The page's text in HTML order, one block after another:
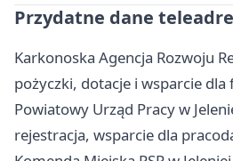
Przydatne dane
Karkonoska Agencja Rozwoju
pożyczki, dotacje i wsparcie dla
Powiatowy Urząd Pracy w
rejestracja, wsparcie dla